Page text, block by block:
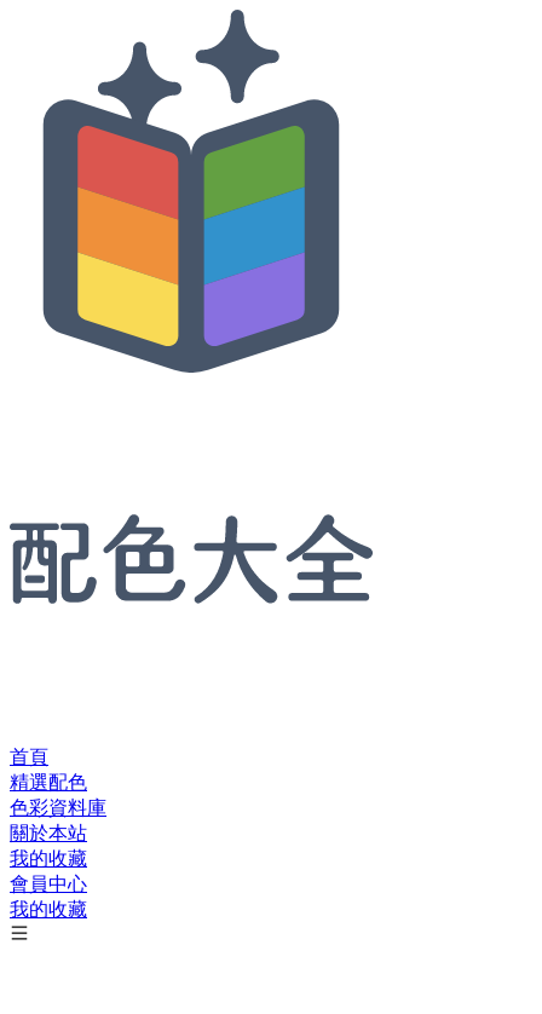
首頁
精選配色
色彩資料庫
關於本站
我的收藏
會員中心
我的收藏